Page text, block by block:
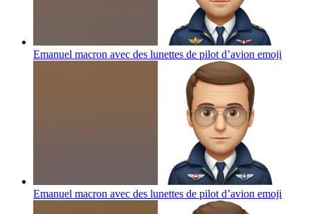
Emanuel macron avec des lunettes de pilot d’avion emoji
Emanuel macron avec des lunettes de pilot d’avion emoji